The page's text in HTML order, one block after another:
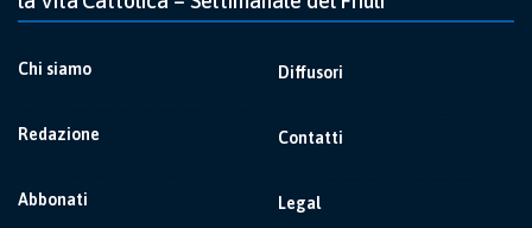
Chi siamo
Redazione
Abbonati
Diffusori
Contatti
Legal